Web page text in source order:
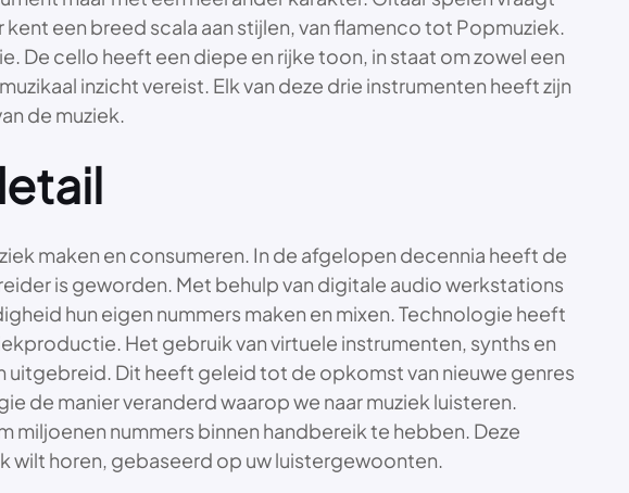
een breed scala aan stijlen, van flamenco tot Popmuziek.
De cello heeft een diepe en rijke toon, in staat om zowel een
inzicht vereist. Elk van deze drie instrumenten heeft zijn
de muziek.
maken en consumeren. In de afgelopen decennia heeft de
is geworden. Met behulp van digitale audio werkstations
hun eigen nummers maken en mixen. Technologie heeft
Het gebruik van virtuele instrumenten, synths en
Dit heeft geleid tot de opkomst van nieuwe genres
de manier veranderd waarop we naar muziek luisteren.
nummers binnen handbereik te hebben. Deze
wilt horen, gebaseerd op uw luistergewoonten.